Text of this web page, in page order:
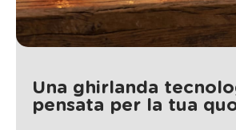
Una ghirlanda
pensata per la tua